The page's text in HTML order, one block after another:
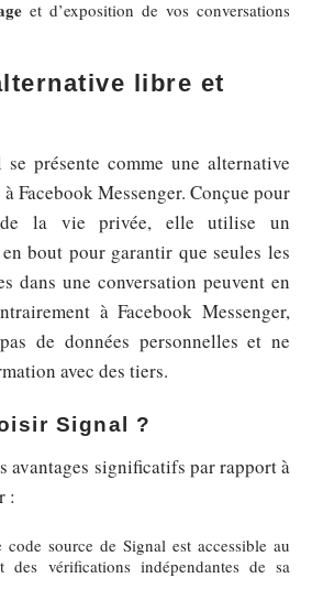
et d’exposition de vos conversations
libre et
présente comme une alternative
Facebook Messenger. Conçue pour
de la vie privée, elle utilise un
bout pour garantir que seules les
dans une conversation peuvent en
à Facebook Messenger,
de données personnelles et ne
avec des tiers.
Signal ?
avantages significatifs par rapport à
:
code source de Signal est accessible au
des vérifications indépendantes de sa